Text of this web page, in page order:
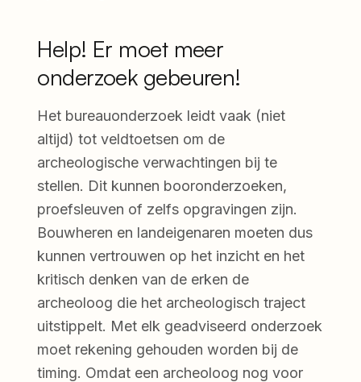
Help! Er moet meer
onderzoek gebeuren!
Het bureauonderzoek leidt vaak (niet
altijd) tot veldtoetsen om de
archeologische verwachtingen bij te
stellen. Dit kunnen booronderzoeken,
proefsleuven of zelfs opgravingen zijn.
Bouwheren en landeigenaren moeten dus
kunnen vertrouwen op het inzicht en het
kritisch denken van de erken de
archeoloog die het archeologisch traject
uitstippelt. Met elk geadviseerd onderzoek
moet rekening gehouden worden bij de
timing. Omdat een archeoloog nog voor